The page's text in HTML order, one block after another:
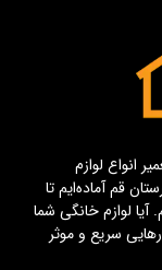
تعمیر انواع لوازم
قم آماده‌ایم تا
آیا لوازم خانگی شما
سریع و موثر